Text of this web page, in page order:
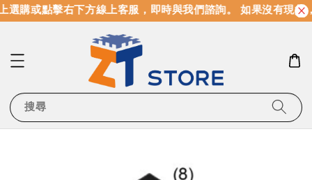
購或點擊右下方線上客服，即時與我們諮詢。 如果沒有現貨
搜尋